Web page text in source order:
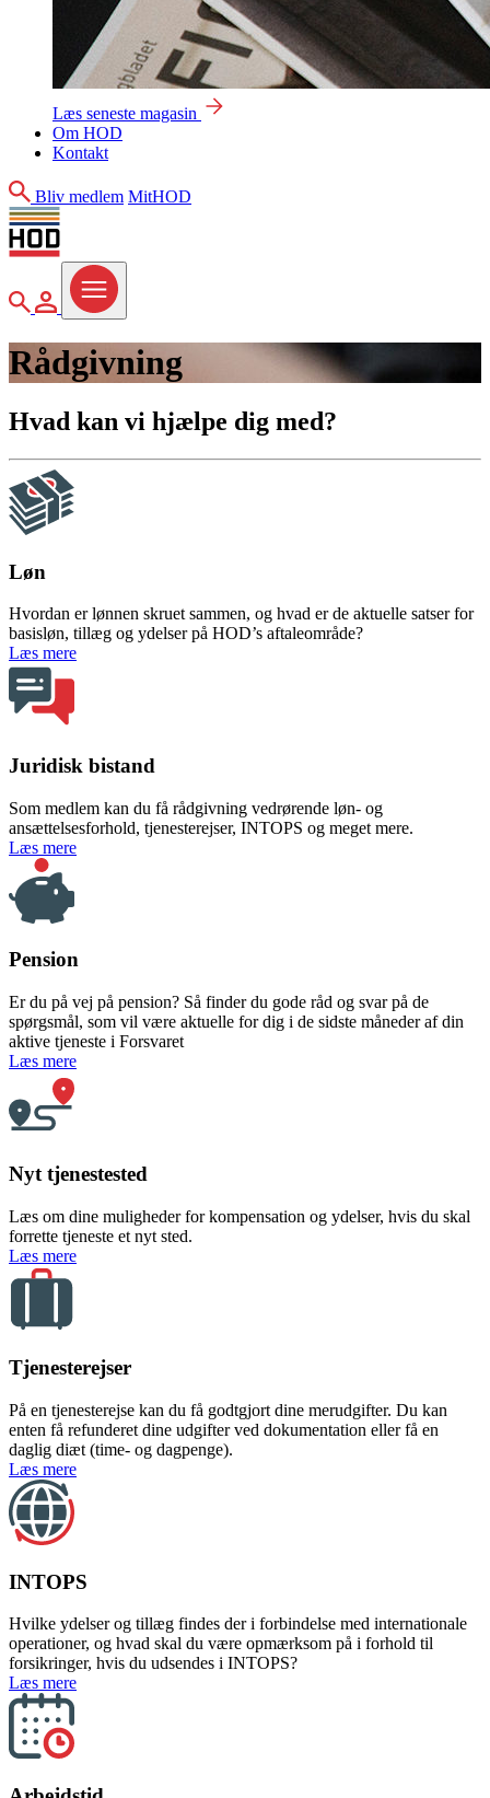
Læs seneste magasin
Om HOD
Kontakt
Søg
Bliv medlem MitHOD
MitHOD
Menu
Rådgivning
Hvad kan vi hjælpe dig med?
Løn
Hvordan er lønnen skruet sammen, og hvad er de aktuelle satser for
basisløn, tillæg og ydelser på HOD’s aftaleområde?
Læs mereom Løn
Juridisk bistand
Som medlem kan du få rådgivning vedrørende løn- og
ansættelsesforhold, tjenesterejser, INTOPS og meget mere.
Læs mereom Juridisk bistand
Pension
Er du på vej på pension? Så finder du gode råd og svar på de
spørgsmål, som vil være aktuelle for dig i de sidste måneder af din
aktive tjeneste i Forsvaret
Læs mereom Pension
Nyt tjenestested
Læs om dine muligheder for kompensation og ydelser, hvis du skal
forrette tjeneste et nyt sted.
Læs mereom Nyt tjenestested
Tjenesterejser
På en tjenesterejse kan du få godtgjort dine merudgifter. Du kan
enten få refunderet dine udgifter ved dokumentation eller få en
daglig diæt (time- og dagpenge).
Læs mereom Tjenesterejser
INTOPS
Hvilke ydelser og tillæg findes der i forbindelse med internationale
operationer, og hvad skal du være opmærksom på i forhold til
forsikringer, hvis du udsendes i INTOPS?
Læs mereom INTOPS